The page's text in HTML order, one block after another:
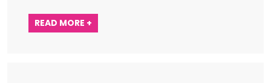
READ MORE +